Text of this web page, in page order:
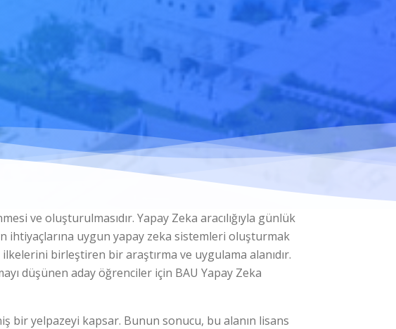
ve oluşturulmasıdır. Yapay Zeka aracılığıyla günlük
ihtiyaçlarına uygun yapay zeka sistemleri oluşturmak
birleştiren bir araştırma ve uygulama alanıdır.
düşünen aday öğrenciler için BAU Yapay Zeka
bir yelpazeyi kapsar. Bunun sonucu, bu alanın lisans